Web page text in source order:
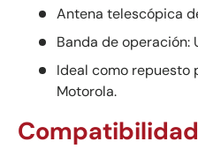
Antena telescópica
Banda de operación:
Ideal como repuesto
Motorola.
Compatibilidad